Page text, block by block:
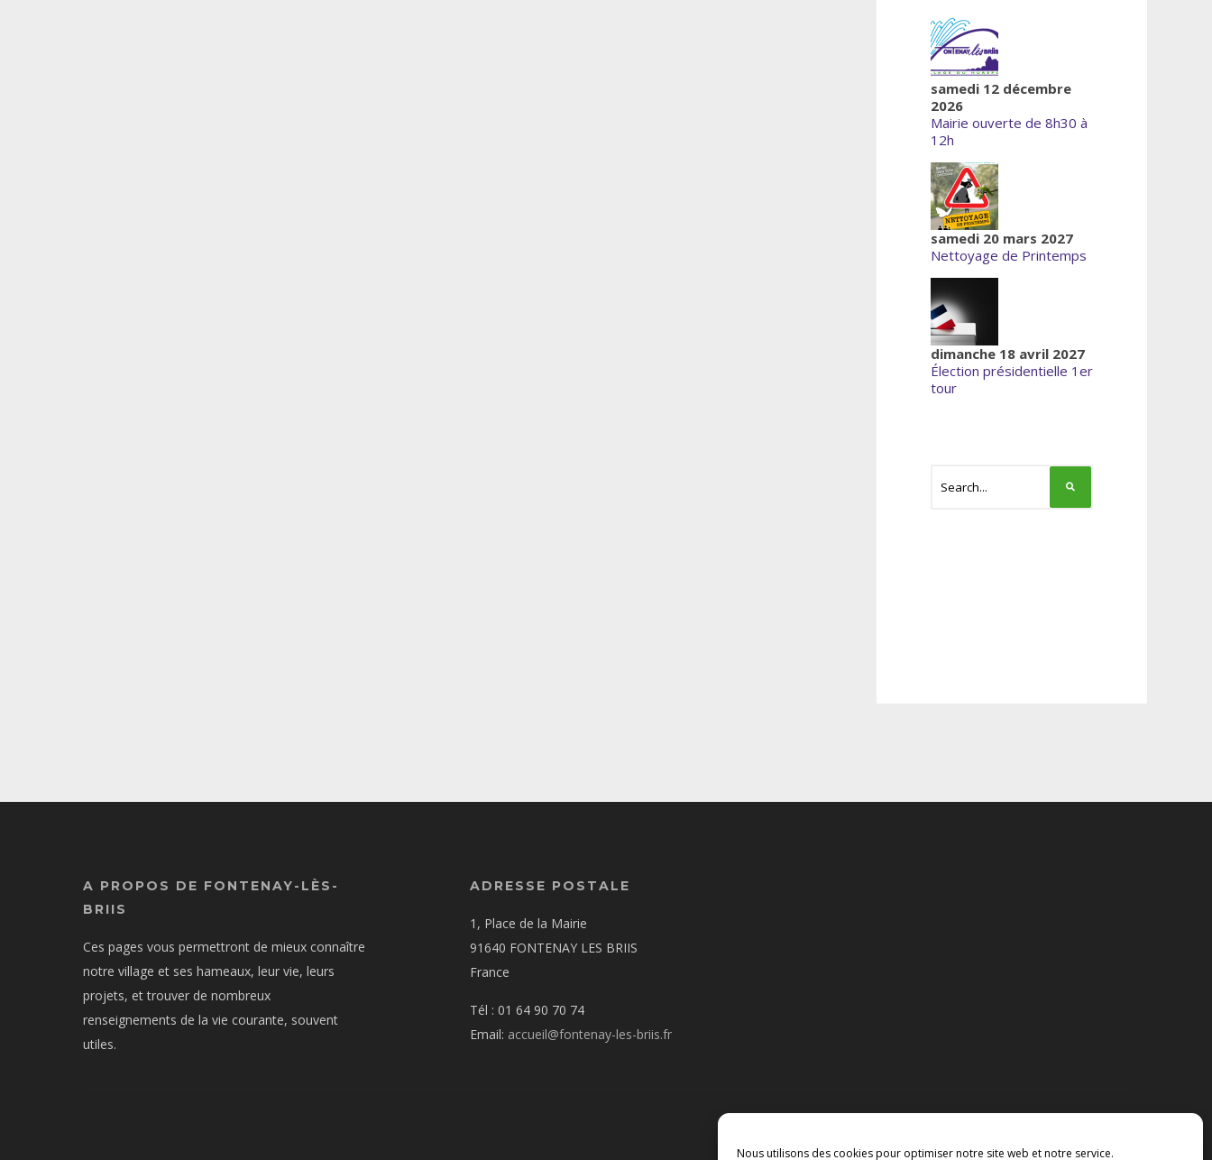
Nous utilisons des cookies pour optimiser notre site web et notre service.
samedi 12 décembre
2026
Mairie ouverte de 8h30 à
12h
samedi 20 mars 2027
Nettoyage de Printemps
dimanche 18 avril 2027
Élection présidentielle 1er
tour
A PROPOS DE FONTENAY-LÈS-
BRIIS
Ces pages vous permettront de mieux connaître
notre village et ses hameaux, leur vie, leurs
projets, et trouver de nombreux
renseignements de la vie courante, souvent
utiles.
ADRESSE POSTALE
1, Place de la Mairie
91640 FONTENAY LES BRIIS
France
Tél : 01 64 90 70 74
Email: accueil@fontenay-les-briis.fr